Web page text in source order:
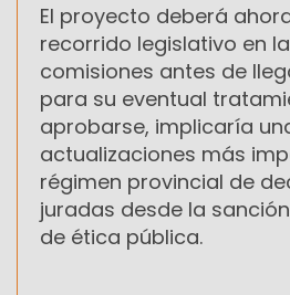
El proyecto deberá
recorrido legislativo en
comisiones antes de
para su eventual
aprobarse, implicaría
actualizaciones más
régimen provincial de
juradas desde la
de ética pública.